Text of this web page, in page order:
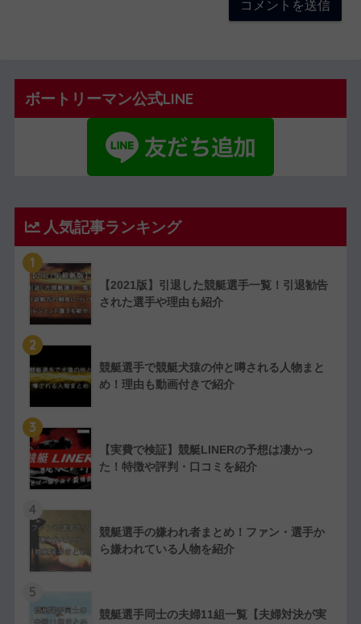
ボートリーマン公式LINE
人気記事ランキング
1
【2021版】引退した競艇選手一覧！引退勧告
された選手や理由も紹介
2
競艇選手で競艇犬猿の仲と噂される人物まと
め！理由も動画付きで紹介
3
【実費で検証】競艇LINERの予想は凄かっ
た！特徴や評判・口コミを紹介
4
競艇選手の嫌われ者まとめ！ファン・選手か
ら嫌われている人物を紹介
5
競艇選手同士の夫婦11組一覧【夫婦対決が実